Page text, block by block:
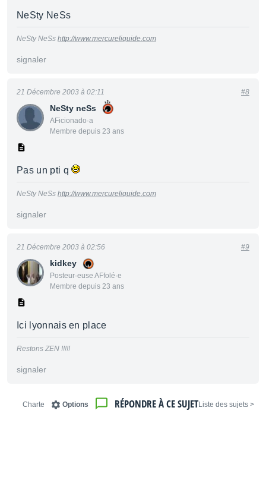
NeSty NeSs
NeSty NeSs http://www.mercureliquide.com
signaler
NeSty neSs
AFicionado·a
Membre depuis 23 ans
21 Décembre 2003 à 02:11 #8
Pas un pti q
NeSty NeSs http://www.mercureliquide.com
signaler
kidkey
Posteur·euse AFfolé·e
Membre depuis 23 ans
21 Décembre 2003 à 02:56 #9
Ici lyonnais en place
Restons ZEN !!!!!
signaler
< Liste des sujets
RÉPONDRE À CE SUJET
Options
Charte